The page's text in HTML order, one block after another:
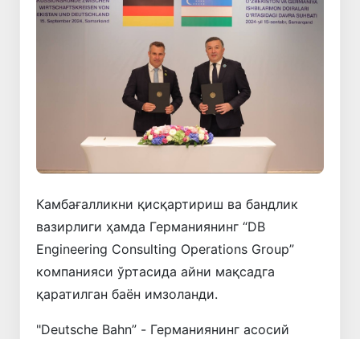
Камбағалликни қисқартириш ва бандлик
вазирлиги ҳамда Германиянинг “DB
Engineering Consulting Operations Group”
компанияси ўртасида айни мақсадга
қаратилган баён имзоланди.
"Deutsche Bahn” - Германиянинг асосий